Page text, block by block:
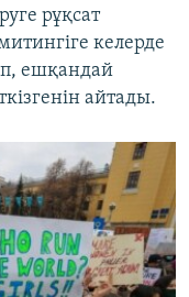
рұқсат
келерде
ешқандай
айтады.